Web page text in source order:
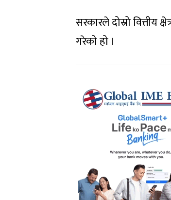
सरकारले दोस्रो वित्तीय
गरेको हो ।